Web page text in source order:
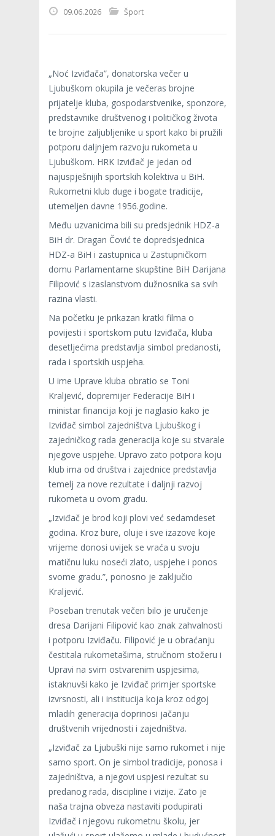
09.06.2026 Šport
„Noć Izviđača”, donatorska večer u
Ljubuškom okupila je večeras brojne
prijatelje kluba, gospodarstvenike, sponzore,
predstavnike društvenog i političkog života
te brojne zaljubljenike u sport kako bi pružili
potporu daljnjem razvoju rukometa u
Ljubuškom. HRK Izviđač je jedan od
najuspješnijih sportskih kolektiva u BiH.
Rukometni klub duge i bogate tradicije,
utemeljen davne 1956.godine.
Među uzvanicima bili su predsjednik HDZ-a
BiH dr. Dragan Čović te dopredsjednica
HDZ-a BiH i zastupnica u Zastupničkom
domu Parlamentarne skupštine BiH Darijana
Filipović s izaslanstvom dužnosnika sa svih
razina vlasti.
Na početku je prikazan kratki filma o
povijesti i sportskom putu Izviđača, kluba
desetljećima predstavlja simbol predanosti,
rada i sportskih uspjeha.
U ime Uprave kluba obratio se Toni
Kraljević, dopremijer Federacije BiH i
ministar financija koji je naglasio kako je
Izviđač simbol zajedništva Ljubuškog i
zajedničkog rada generacija koje su stvarale
njegove uspjehe. Upravo zato potpora koju
klub ima od društva i zajednice predstavlja
temelj za nove rezultate i daljnji razvoj
rukometa u ovom gradu.
„Izviđač je brod koji plovi već sedamdeset
godina. Kroz bure, oluje i sve izazove koje
vrijeme donosi uvijek se vraća u svoju
matičnu luku noseći zlato, uspjehe i ponos
svome gradu.”, ponosno je zaključio
Kraljević.
Poseban trenutak večeri bilo je uručenje
dresa Darijani Filipović kao znak zahvalnosti
i potporu Izviđaču. Filipović je u obraćanju
čestitala rukometašima, stručnom stožeru i
Upravi na svim ostvarenim uspjesima,
istaknuvši kako je Izviđač primjer sportske
izvrsnosti, ali i institucija koja kroz odgoj
mladih generacija doprinosi jačanju
društvenih vrijednosti i zajedništva.
„Izviđač za Ljubuški nije samo rukomet i nije
samo sport. On je simbol tradicije, ponosa i
zajedništva, a njegovi uspjesi rezultat su
predanog rada, discipline i vizije. Zato je
naša trajna obveza nastaviti podupirati
Izviđač i njegovu rukometnu školu, jer